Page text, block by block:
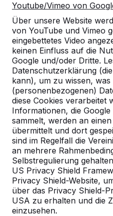
Youtube/Vimeo von
Über unsere Website
von YouTube und Vimeo
eingebettetes Video
keinen Einfluss auf die
Google und/oder Dritte.
Datenschutzerklärung
kann), um zu wissen, was
(personenbezogenen)
diese Cookies verarbeitet
Informationen, die
sammelt, werden an
übermittelt und dort
sind im Regelfall die
an mehrere
Selbstregulierung
US Privacy Shield
Privacy Shield-Website,
über das Privacy Shield-
USA zu erhalten und die
einzusehen.
Kollegium des OSZ
bei Ihnen für die
Abwicklung und
bedanken.
Unsere Schüler sind
dass das Wetter in
Verweilen einlädt.
zulässt werden wir
Außerdem möchten wir
berichten, dass die
Schulleitung begeistert
waren, der mit viel
Souveränität unseren
die Picknickset
Stelle gebracht hat.
Wir hatten schon
machen müssen. Kurz
begeistert und werden
Referenzen
Unsere Produkte
und darüber hinaus.
ein HeBlad-Produkt in
Produkt
Alles anzeigen